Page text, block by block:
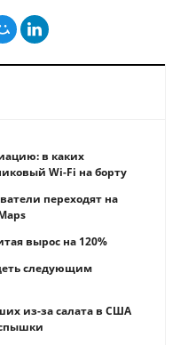
в каких
Wi-Fi на борту
переходят на
вырос на 120%
следующим
из-за салата в США